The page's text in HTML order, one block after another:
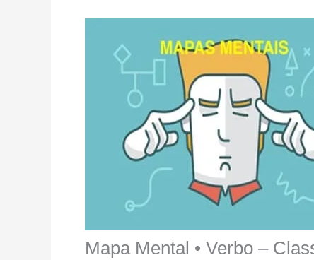
Mapa Mental • Verbo –